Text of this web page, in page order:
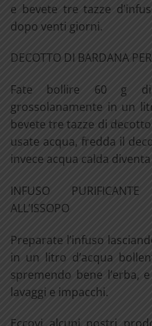
e bevete tre tazze
dopo venti giorni.
DECOTTO DI BARDANA
Fate bollire 60 g di
grossolanamente in un
bevete tre tazze di
usate acqua, fredda il
invece acqua calda
INFUSO
ALL’ISSOPO
Preparate l’infuso
in un litro d’acqua
spremendo bene l’erba,
lavaggi e impacchi.